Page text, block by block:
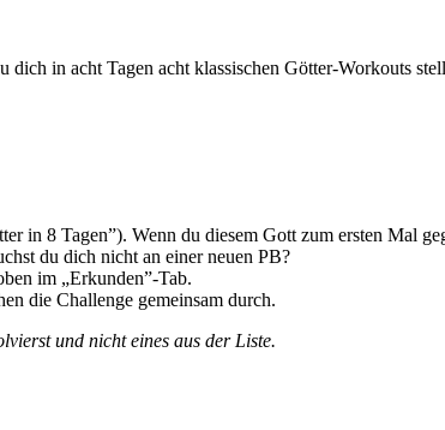
dich in acht Tagen acht klassischen Götter-Workouts
in 8 Tagen”). Wenn du diesem Gott zum ersten Mal
du dich nicht an einer neuen PB?
im „Erkunden”-Tab.
die Challenge gemeinsam durch.
und nicht eines aus der Liste.